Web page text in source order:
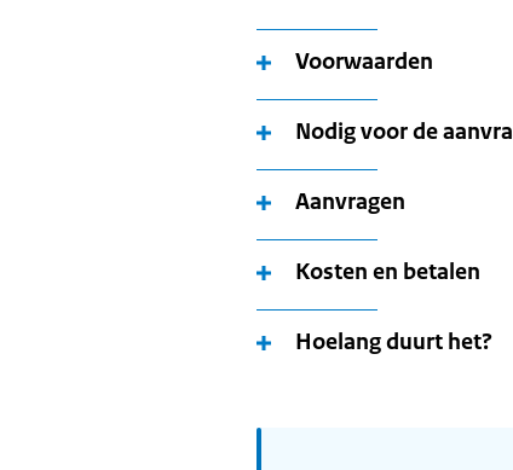
Voorwaarden
Nodig voor de
Aanvragen
Kosten en betalen
Hoelang duurt het?